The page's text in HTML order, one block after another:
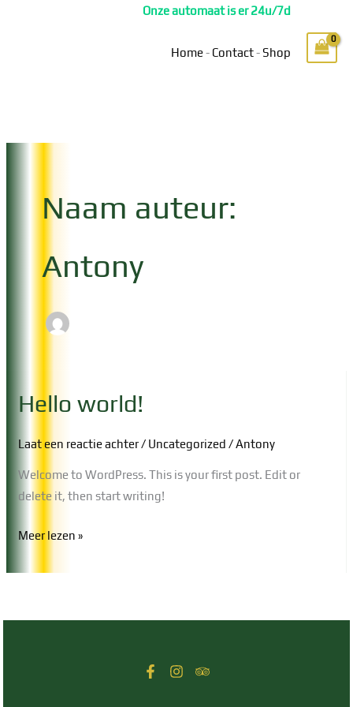
Onze automaat is er 24u/7d
Home- Contact- Shop
Naam auteur:
Antony
Hello world!
Laat een reactie achter/ Uncategorized /Antony
Welcome to WordPress. This is your first post. Edit or
delete it, then start writing!
Hello
Meer lezen »